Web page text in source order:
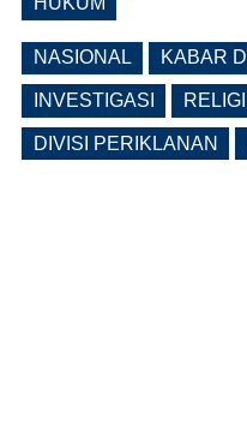
NASIONAL KABAR
INVESTIGASI RELIGI
DIVISI PERIKLANAN